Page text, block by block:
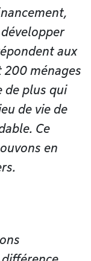
aux
200 ménages
de plus qui
de vie de
Ce
en